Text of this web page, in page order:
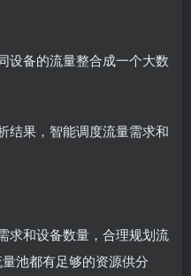
设备的流量整合成一个大数
结果，智能调度流量需求和
求和设备数量，合理规划流
池都有足够的资源供分